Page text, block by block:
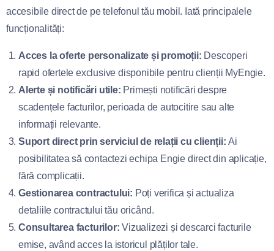
accesibile direct de pe telefonul tău mobil. Iată principalele
funcționalități:
Acces la oferte personalizate și promoții: Descoperi
rapid ofertele exclusive disponibile pentru clienții MyEngie.
Alerte și notificări utile: Primești notificări despre
scadențele facturilor, perioada de autocitire sau alte
informații relevante.
Suport direct prin serviciul de relații cu clienții:Ai
posibilitatea să contactezi echipa Engie direct din aplicație,
fără complicații.
Gestionarea contractului: Poți verifica și actualiza
detaliile contractului tău oricând.
Consultarea facturilor:Vizualizezi și descarci facturile
emise, având acces la istoricul plăților tale.